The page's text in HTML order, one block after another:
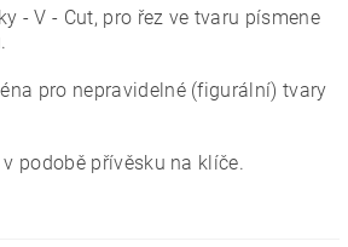
- V - Cut, pro řez ve tvaru písmene
pro nepravidelné (figurální) tvary
podobě přívěsku na klíče.